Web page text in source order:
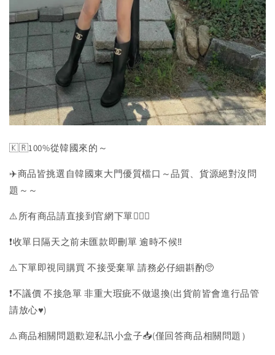
🇰🇷100%從韓國來的～
✈️商品皆挑選自韓國東大門優質檔口～品質、貨源絕對沒問
題～～
⚠️所有商品請直接到官網下單💁🏻‍♀️
❗️收單日隔天之前未匯款即刪單 逾時不候‼️
⚠️下單即視同購買 不接受棄單 請務必仔細斟酌🥺
❗️不議價 不接急單 非重大瑕疵不做退換(出貨前皆會進行品管
請放心♥️)
⚠️商品相關問題歡迎私訊小盒子📥(僅回答商品相關問題）